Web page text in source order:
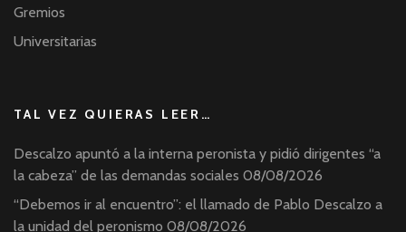
Gremios
Universitarias
TAL VEZ QUIERAS LEER…
Descalzo apuntó a la interna peronista y pidió dirigentes “a
la cabeza” de las demandas sociales 08/08/2026
“Debemos ir al encuentro”: el llamado de Pablo Descalzo a
la unidad del peronismo 08/08/2026